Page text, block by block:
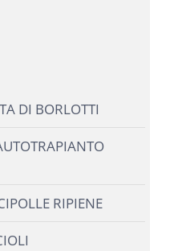
DI BORLOTTI
RIPIENE